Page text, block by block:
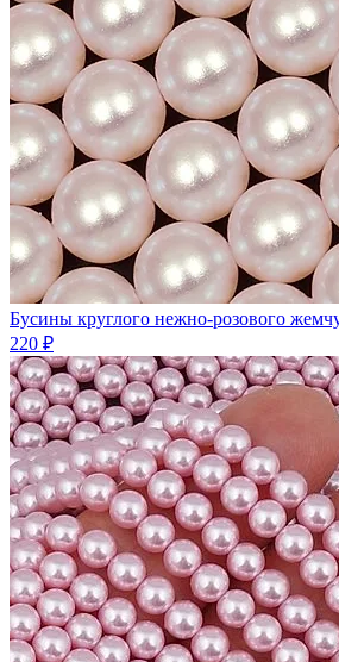
Бусины круглого нежно-розового
220 ₽